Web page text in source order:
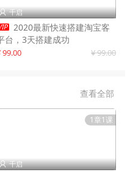
 千启
2020最新快速搭建淘宝客
台，3天搭建成功
99.00 ¥ 99.00
查看全部
1章1课
 千启